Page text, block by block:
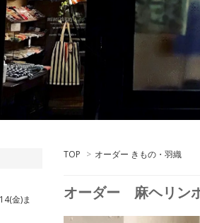
TOP > オーダー きもの・羽織
オーダー 麻ヘリン
金)ま